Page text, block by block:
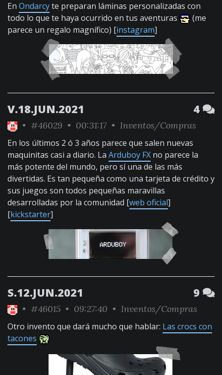
En Ondarcyte preparan láminas personalizadas con
todo lo que te haya ocurrido en tus aventuras
(me
parece un regalo magnífico) [instagram]
V.18.JUN.2021 4
• #46029 • 00:31:17 • Inventos/Compras
En los últimos 2 ó 3 años parece que salen nuevas
maquinitas casi a diario. La Arduboy FX no parece la
más potente del mundo, pero sí una de las más
divertidas. Es tan pequeña como una tarjeta de crédito y
sus juegos son todos pequeñas maravillas
desarrolladas por la comunidad [web oficial]
[kickstarter]
S.12.JUN.2021 9
• #46015 • 09:27:40 • Inventos/Compras
Otro invento que dará mucho que hablar: Las crocs con
tacones